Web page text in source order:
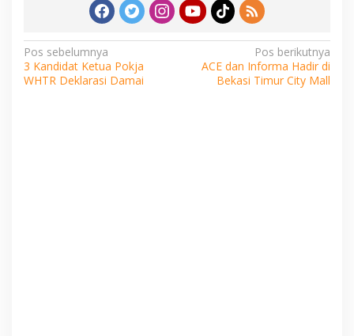
Navigasi
pos
Pos sebelumnya
3 Kandidat Ketua Pokja
WHTR Deklarasi Damai
Pos berikutnya
ACE dan Informa Hadir di
Bekasi Timur City Mall